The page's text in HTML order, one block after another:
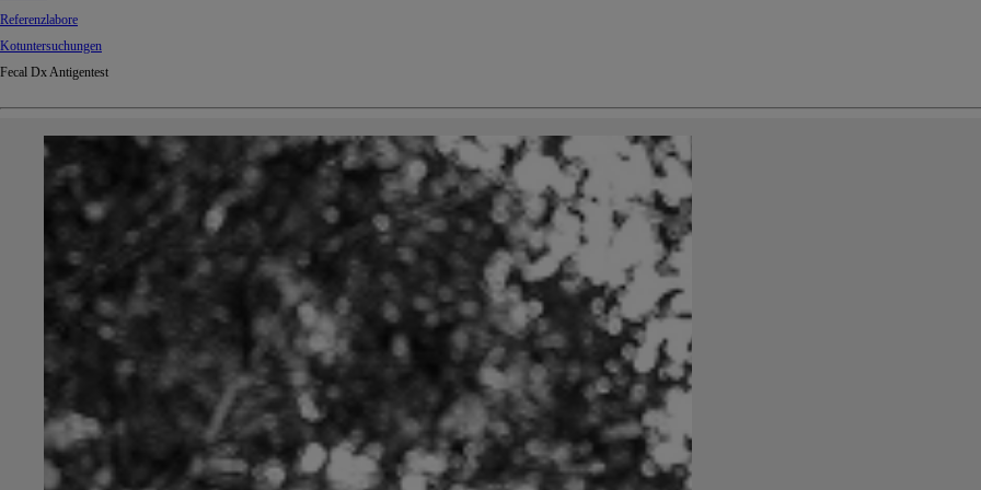
Referenzlabore
Kotuntersuchungen
Fecal Dx Antigentest